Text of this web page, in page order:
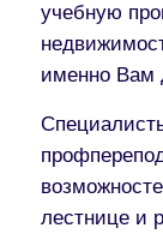
учебную
именно Вам
лестнице и